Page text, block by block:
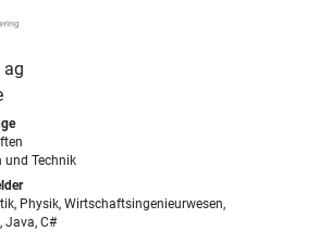
ag
und Technik
Physik, Wirtschaftsingenieurwesen,
Java, C#